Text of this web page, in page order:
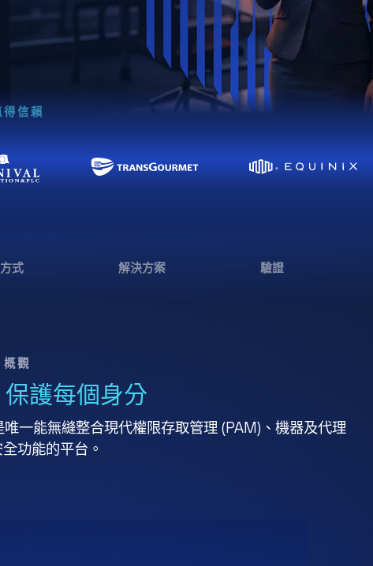
得信賴
式 解決方案 驗證
概觀
保護每個身分
唯一能無縫整合現代權限存取管理 (PAM)、機器及代理
功能的平台。